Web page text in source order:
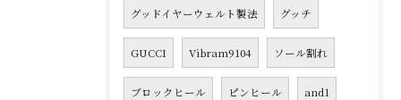
グッドイヤーウェルト製法 グッチ
GUCCI Vibram9104 ソール割れ
ブロックヒール ピンヒール and1